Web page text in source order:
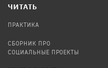
ЧИТАТЬ
ПРАКТИКА
СБОРНИК ПРО
СОЦИАЛЬНЫЕ ПРОЕКТЫ